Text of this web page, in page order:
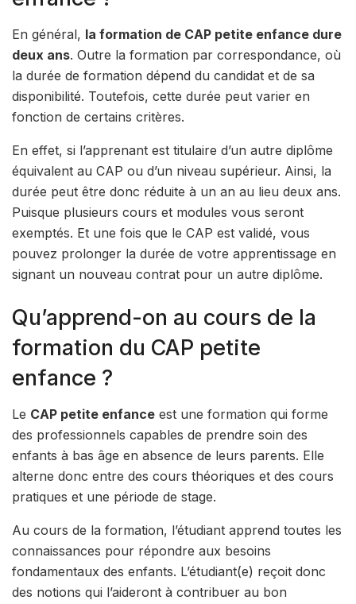
En général, la formation de CAP petite enfance dure
deux ans. Outre la formation par correspondance, où
la durée de formation dépend du candidat et de sa
disponibilité. Toutefois, cette durée peut varier en
fonction de certains critères.
En effet, si l’apprenant est titulaire d’un autre diplôme
équivalent au CAP ou d’un niveau supérieur. Ainsi, la
durée peut être donc réduite à un an au lieu deux ans.
Puisque plusieurs cours et modules vous seront
exemptés. Et une fois que le CAP est validé, vous
pouvez prolonger la durée de votre apprentissage en
signant un nouveau contrat pour un autre diplôme.
Qu’apprend-on au cours de la
formation du CAP petite
enfance ?
Le CAP petite enfance est une formation qui forme
des professionnels capables de prendre soin des
enfants à bas âge en absence de leurs parents. Elle
alterne donc entre des cours théoriques et des cours
pratiques et une période de stage.
Au cours de la formation, l’étudiant apprend toutes les
connaissances pour répondre aux besoins
fondamentaux des enfants. L’étudiant(e) reçoit donc
des notions qui l’aideront à contribuer au bon